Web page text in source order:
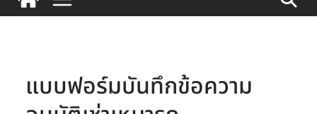
แบบฟอร์มบันทึกข้อความ